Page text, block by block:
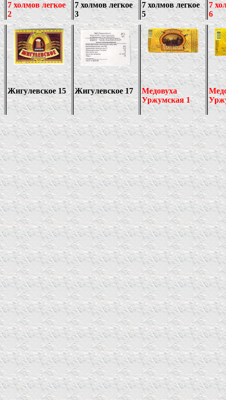
7 холмов легкое
2
7холмов легкое
3
7холмов легкое
5
7
6
Жигулевское 15 Жигулевское 17
Медовуха
Уржумская 1